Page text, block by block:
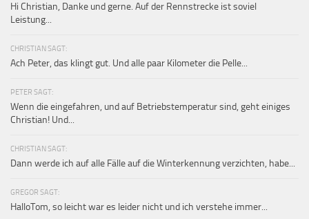
Hi Christian, Danke und gerne. Auf der Rennstrecke ist soviel
Leistung...
CHRISTIAN SAGT:
Ach Peter, das klingt gut. Und alle paar Kilometer die Pelle...
PETER SAGT:
Wenn die eingefahren, und auf Betriebstemperatur sind, geht einiges
Christian! Und...
CHRISTIAN SAGT:
Dann werde ich auf alle Fälle auf die Winterkennung verzichten, habe...
GREGOR SAGT:
HalloTom, so leicht war es leider nicht und ich verstehe immer...